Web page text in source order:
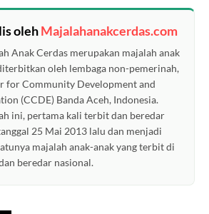
olehMajalahanakcerdas.com
Anak Cerdas merupakan majalah anak
oleh lembaga non-pemerinah,
for Community Development and
(CCDE) Banda Aceh, Indonesia.
ini, pertama kali terbit dan beredar
25 Mai 2013 lalu dan menjadi
majalah anak-anak yang terbit di
beredar nasional.